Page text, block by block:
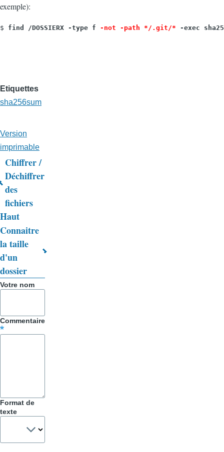
exemple):
$ find /DOSSIERX -type f -not -path */.git/* -exec
Etiquettes
sha256sum
Version
imprimable
Liens
transversaux
de
livre
pour
Trucs
&
Chiffrer /
Déchiffrer
des
fichiers
Haut
Connaitre
la taille
d'un
dossier
Votre nom
Commentaire
Format de
texte